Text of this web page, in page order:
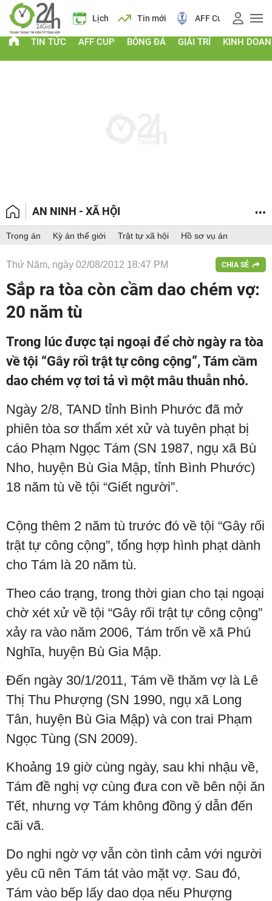
Giá vàng Lịch Tin mới AFF Cup Điểm
TIN TỨC AFF CUP BÓNG ĐÁ GIẢI TRÍ KINH
AN NINH - XÃ HỘI
Trọng án Kỳ án thế giới Trật tự xã hội Hồ sơ vụ án
Thứ Năm, ngày 02/08/2012 18:47 PM CHIA SẺ
Sắp ra tòa còn cầm dao chém vợ:
20 năm tù
Trong lúc được tại ngoại để chờ ngày ra tòa
về tội “Gây rối trật tự công cộng”, Tám cầm
dao chém vợ tơi tả vì một mâu thuẫn nhỏ.
Ngày 2/8, TAND tỉnh Bình Phước đã mở
phiên tòa sơ thẩm xét xử và tuyên phạt bị
cáo Phạm Ngọc Tám (SN 1987, ngụ xã Bù
Nho, huyện Bù Gia Mập, tỉnh Bình Phước)
18 năm tù về tội “Giết người”.
Cộng thêm 2 năm tù trước đó về tội “Gây rối
trật tự công cộng”, tổng hợp hình phạt dành
cho Tám là 20 năm tù.
Theo cáo trạng, trong thời gian cho tại ngoại
chờ xét xử về tội “Gây rối trật tự công cộng”
xảy ra vào năm 2006, Tám trốn về xã Phú
Nghĩa, huyện Bù Gia Mập.
Đến ngày 30/1/2011, Tám về thăm vợ là Lê
Thị Thu Phượng (SN 1990, ngụ xã Long
Tân, huyện Bù Gia Mập) và con trai Phạm
Ngọc Tùng (SN 2009).
Khoảng 19 giờ cùng ngày, sau khi nhậu về,
Tám đề nghị vợ cùng đưa con về bên nội ăn
Tết, nhưng vợ Tám không đồng ý dẫn đến
cãi vã.
Do nghi ngờ vợ vẫn còn tình cảm với người
yêu cũ nên Tám tát vào mặt vợ. Sau đó,
Tám vào bếp lấy dao dọa nếu Phượng